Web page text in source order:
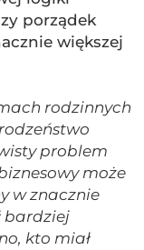
porządek
większej
rodzinnych
problem
może
w znacznie
bardziej
kto miał